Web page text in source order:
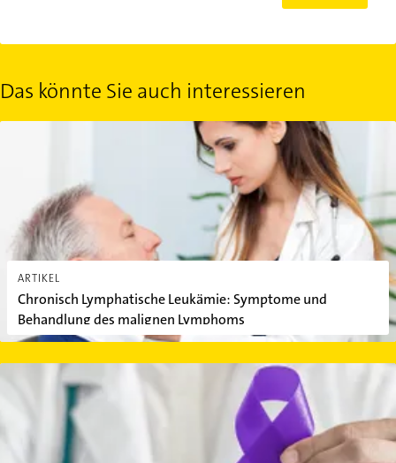
Das könnte Sie auch interessieren
ARTIKEL
Chronisch Lymphatische Leukämie: Symptome und
Behandlung des malignen Lymphoms
Chronisch Lymphatische Leukämie: Symptome und Behandlung
Hodenkrebs: Ursachen, Symptome & Behandlung